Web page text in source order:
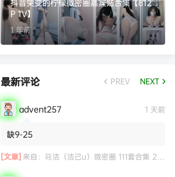
抖音突变的柠檬微密圈嘉宾贴合集【812
P 1V】
1 年前
最新评论 PREV NEXT
advent257 1 天前
缺9-25
[文章] 来自： 筱洁（洁己u）微密圈 111套合集 20.3G